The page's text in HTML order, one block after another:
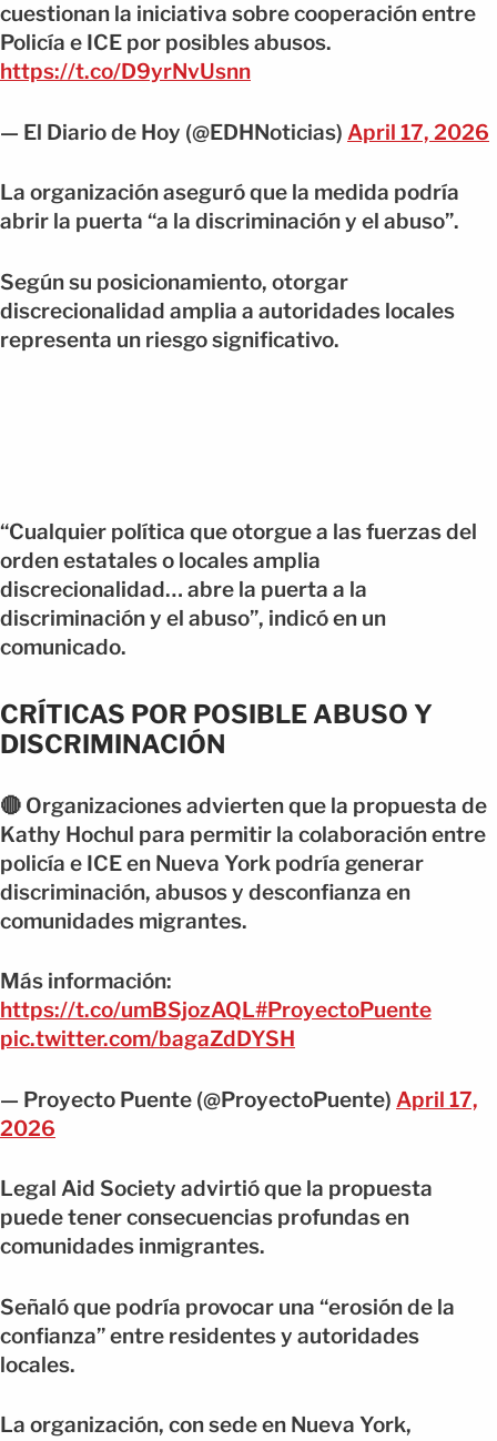
cuestionan la iniciativa sobre cooperación entre
Policía e ICE por posibles abusos.
https://t.co/D9yrNvUsnn
— El Diario de Hoy (@EDHNoticias) April 17, 2026
La organización aseguró que la medida podría
abrir la puerta “a la discriminación y el abuso”.
Según su posicionamiento, otorgar
discrecionalidad amplia a autoridades locales
representa un riesgo significativo.
“Cualquier política que otorgue a las fuerzas del
orden estatales o locales amplia
discrecionalidad… abre la puerta a la
discriminación y el abuso”, indicó en un
comunicado.
CRÍTICAS POR POSIBLE ABUSO Y
DISCRIMINACIÓN
🔴 Organizaciones advierten que la propuesta de
Kathy Hochul para permitir la colaboración entre
policía e ICE en Nueva York podría generar
discriminación, abusos y desconfianza en
comunidades migrantes.
Más información:
https://t.co/umBSjozAQL#ProyectoPuente
pic.twitter.com/bagaZdDYSH
— Proyecto Puente (@ProyectoPuente) April 17,
2026
Legal Aid Society advirtió que la propuesta
puede tener consecuencias profundas en
comunidades inmigrantes.
Señaló que podría provocar una “erosión de la
confianza” entre residentes y autoridades
locales.
La organización, con sede en Nueva York,